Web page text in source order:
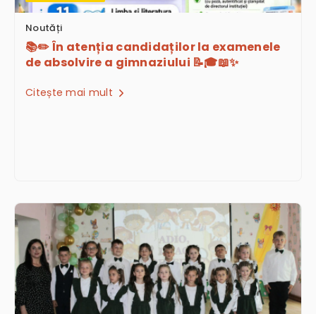
Noutăți
📚✏️ În atenția candidaților la examenele
de absolvire a gimnaziului 📝🎓📖✨
Citește mai mult